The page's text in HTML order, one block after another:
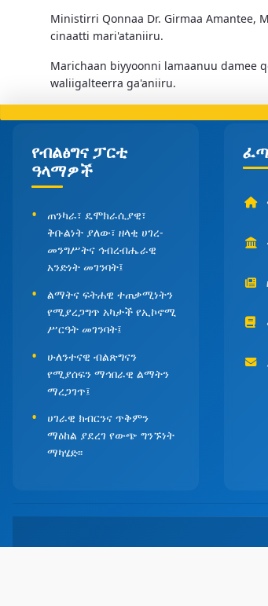
Ministirri Qonnaa Dr. Girmaa Amantee,
cinaatti mari'ataniiru.
Marichaan biyyoonni lamaanuu damee
waliigalteerra ga'aniiru.
የብልፅግና ፓርቲ
ዓላማዎች
ጠንካራ፣ ዴሞክራሲያዊ፣
ቅቡልነት ያለው፣ ዘላቂ ሀገረ-
መንግሥትና ኅብረብሔራዊ
አንድነት መገንባት፤
ልማትና ፍትሐዊ ተጠቃሚነትን
የሚያረጋግጥ አካታች የኢኮኖሚ
ሥርዓት መገንባት፤
ሁለንተናዊ ብልጽግናን
የሚያሰፍን ማኅበራዊ ልማትን
ማረጋገጥ፤
ሀገራዊ ክብርንና ጥቅምን
ማዕከል ያደረገ የውጭ ግንኙነት
ማካሄድ፡፡